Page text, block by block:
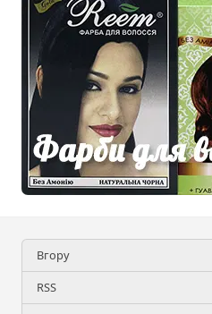
Вгору
RSS